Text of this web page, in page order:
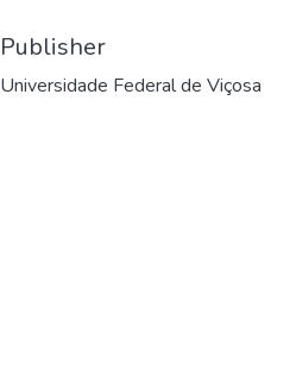
Publisher
Universidade Federal de Viçosa